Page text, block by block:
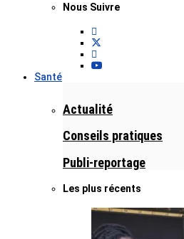
Nous Suivre
Santé
Actualité
Conseils pratiques
Publi-reportage
Les plus récents